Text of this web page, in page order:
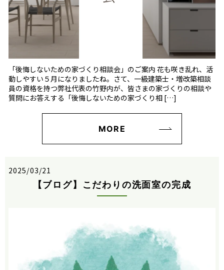
「後悔しないための家づくり相談会」のご案内 花も咲き乱れ、活
動しやすい５月になりましたね。さて、一級建築士・増改築相談
員の資格を持つ弊社代表の竹野内が、皆さまの家づくりの相談や
質問にお答えする「後悔しないための家づくり相 […]
MORE
2025/03/21
【ブログ】こだわりの洗面室の完成